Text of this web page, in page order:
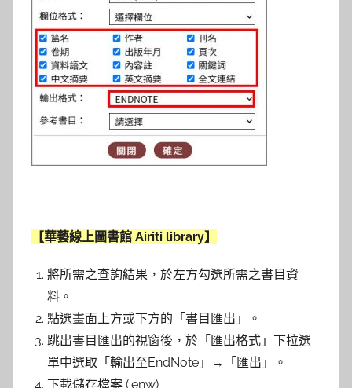
【華藝線上圖書館 Airiti library】
將所需之查詢結果，於左方勾選所需之書目資
料。
點選畫面上方或下方的「書目匯出」。
跳出書目匯出的視窗後，於「匯出格式」下拉選
單中選取「輸出至EndNote」→「匯出」。
下載儲存檔案 (.enw)